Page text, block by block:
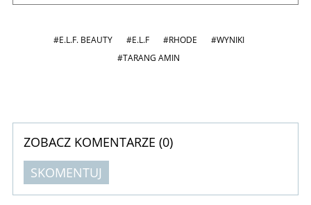
#E.L.F. BEAUTY #E.L.F #RHODE
#WYNIKI
#TARANG AMIN
ZOBACZ KOMENTARZE (0)
SKOMENTUJ